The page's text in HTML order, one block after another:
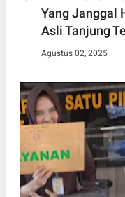
Yang Janggal
Asli Tanjung
Agustus 02, 2025